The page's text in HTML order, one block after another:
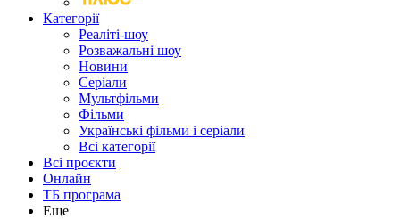
Категорії
Реаліті-шоу
Розважальні шоу
Новини
Серіали
Мультфільми
Фільми
Українські фільми і серіали
Всі категорії
Всі проєкти
Онлайн
ТБ програма
Еще